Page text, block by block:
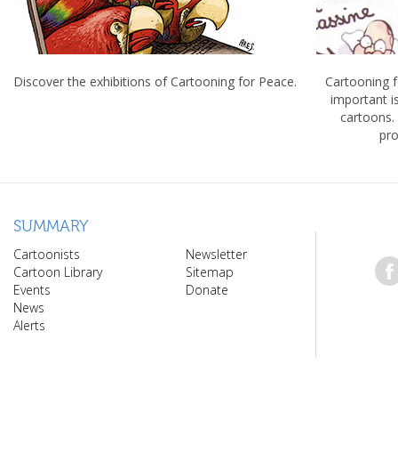
Discover the exhibitions of Cartooning for Peace.
Cartooning
important
cartoons.
SUMMARY
Cartoonists
Cartoon Library
Events
News
Alerts
Newsletter
Sitemap
Donate